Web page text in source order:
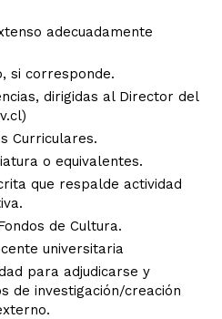
adecuadamente
si corresponde.
dirigidas al Director del
Curriculares.
o equivalentes.
que respalde actividad
de Cultura.
universitaria
para adjudicarse y
de investigación/creación